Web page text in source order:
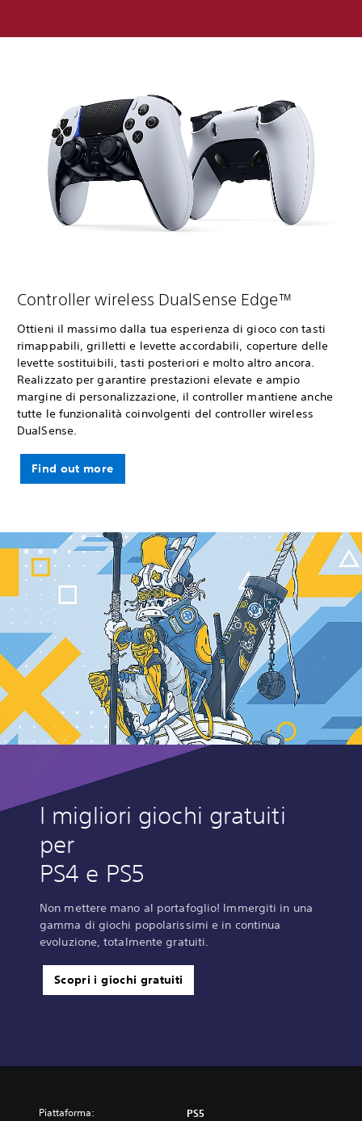
Controller wireless DualSense Edge™
Ottieni il massimo dalla tua esperienza di gioco con tasti
rimappabili, grilletti e levette accordabili, coperture delle
levette sostituibili, tasti posteriori e molto altro ancora.
Realizzato per garantire prestazioni elevate e ampio
margine di personalizzazione, il controller mantiene anche
tutte le funzionalità coinvolgenti del controller wireless
DualSense.
Find out more
I migliori giochi gratuiti
per
PS4 e PS5
Non mettere mano al portafoglio! Immergiti in una
gamma di giochi popolarissimi e in continua
evoluzione, totalmente gratuiti.
Scopri i giochi gratuiti
Piattaforma: PS5